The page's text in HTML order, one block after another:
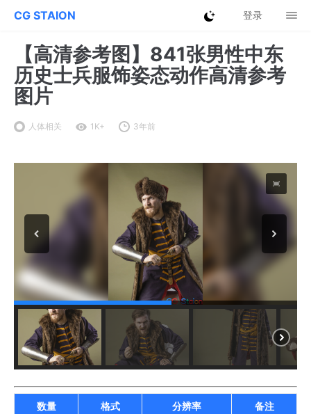
CG STAION 登录
【高清参考图】841张男性中东
历史士兵服饰姿态动作高清参考
图片
人体相关 1K+ 3年前
数量 格式 分辨率 备注